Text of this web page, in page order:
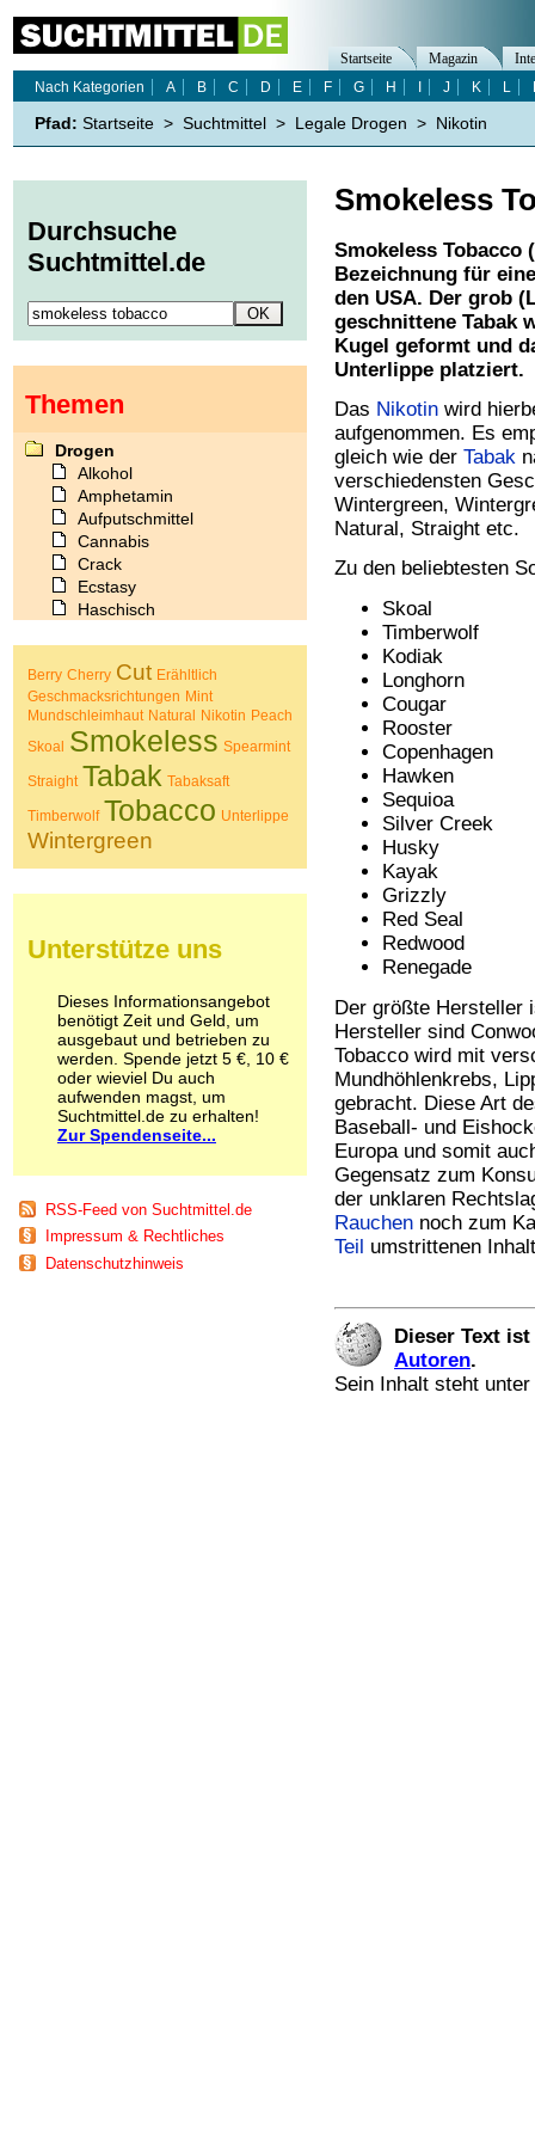
Smokeless
Smokeless
Bezeichnung für
den USA. Der grob
geschnittene Tabak
Kugel geformt und
Unterlippe platziert.
Das Nikotin wird
aufgenommen. Es
gleich wie der Tabak
verschiedensten
Wintergreen,
Natural, Straight etc.
Zu den beliebtesten
Skoal
Timberwolf
Kodiak
Longhorn
Cougar
Rooster
Copenhagen
Hawken
Sequioa
Silver Creek
Husky
Kayak
Grizzly
Red Seal
Redwood
Renegade
Der größte Hersteller
Hersteller sind
Tobacco wird mit
Mundhöhlenkrebs,
gebracht. Diese Art
Baseball- und
Europa und somit
Gegensatz zum
der unklaren
Rauchen noch zum
Teil umstrittenen
Dieser Text
Autoren.
Sein Inhalt steht
Startseite Magazin
Nach Kategorien
A B C D E F G H J K L
Pfad: Startseite > Suchtmittel > Legale Drogen > Nikotin
Durchsuche
Suchtmittel.de
Themen
Drogen
Alkohol
Amphetamin
Aufputschmittel
Cannabis
Crack
Ecstasy
Haschisch
Koffein
Kokain
Lachgas
LSD
Marihuana
Medikamente
Meskalin
Metamphetamin
Methadon
Opium
Poppers
Psychopharmaka
Schlafmittel
Schmerzmittel
Schnüffelstoffe
Spice
Sucht / Süchte
Arbeitssucht
Co-Abhängigkeit
Ess-Brechsucht
Essstörungen
Berry Cherry Cut Erähltlich
Geschmacksrichtungen Mint
Mundschleimhaut Natural Nikotin Peach
Skoal Smokeless Spearmint
Straight Tabak Tabaksaft
Timberwolf Tobacco Unterlippe
Wintergreen
Unterstütze uns
Dieses Informationsangebot
benötigt Zeit und Geld, um
ausgebaut und betrieben zu
werden. Spende jetzt 5 €, 10 €
oder wieviel Du auch
aufwenden magst, um
Suchtmittel.de zu erhalten!
Zur Spendenseite...
RSS-Feed von Suchtmittel.de
Impressum & Rechtliches
Datenschutzhinweis